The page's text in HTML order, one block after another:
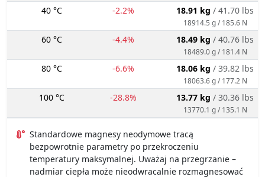
40 °C -2.2% 18.91 kg / 41.70 lbs
18914.5 g / 185.6 N
60 °C -4.4% 18.49 kg / 40.76 lbs
18489.0 g / 181.4 N
80 °C -6.6% 18.06 kg / 39.82 lbs
18063.6 g / 177.2 N
100 °C -28.8% 13.77 kg / 30.36 lbs
13770.1 g / 135.1 N
Standardowe magnesy neodymowe tracą
bezpowrotnie parametry po przekroczeniu
temperatury maksymalnej. Uważaj na przegrzanie –
nadmiar ciepła może nieodwracalnie rozmagnesować